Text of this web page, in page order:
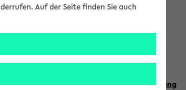
weiteren Termine imKalender der Lehrplanung
Auf der Seite finden Sie auch